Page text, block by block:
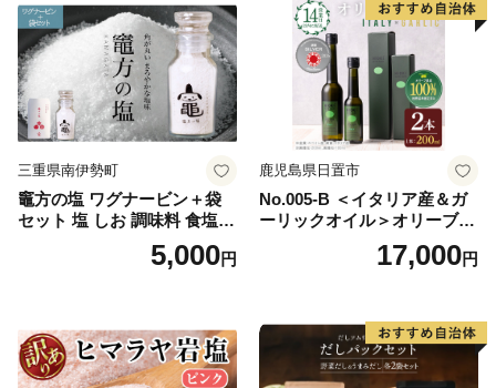
三重県南伊勢町
竈方の塩 ワグナービン＋袋
セット 塩 しお 調味料 食塩
天然 ミネラル 調味料 ソルト
salt 料理 味付 おにぎり 三重
5,000円
鹿児島県日置市
No.005-B ＜イタリア産＆ガ
ーリックオイル＞オリーブオ
イルセット(200ml×2本) 日置
市 特産品 調味料 油 エキスト
ブ】
17,000円